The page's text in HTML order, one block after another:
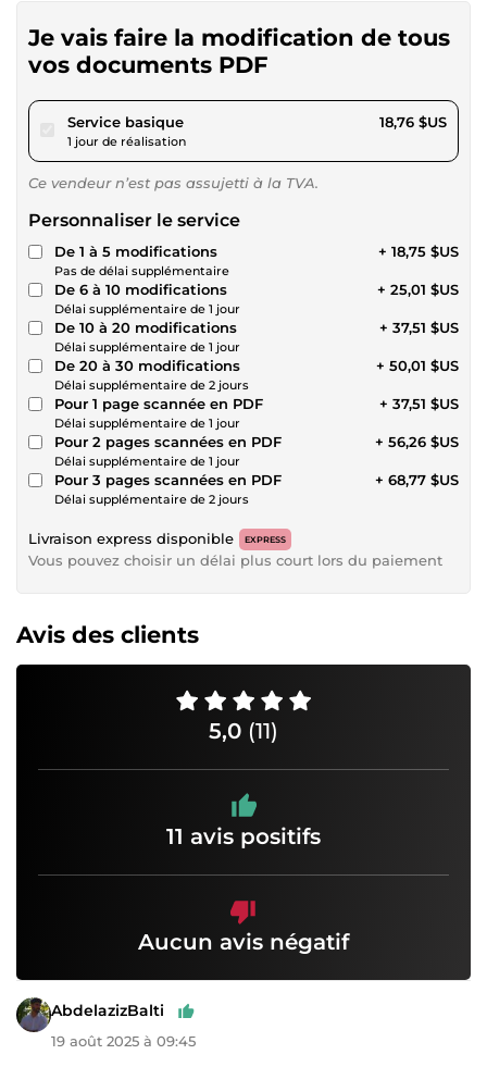
Je vais faire la modification de tous
vos documents PDF
Service basiquepour 17,28 $US
1 jour de réalisation
18,76 $US
Ce vendeur n’est pas assujetti à la TVA.
Personnaliser le service
De 1 à 5 modifications
Pas de délai supplémentaire
+ 18,75 $US
De 6 à 10 modifications
Délai supplémentaire de 1 jour
+ 25,01 $US
De 10 à 20 modifications
Délai supplémentaire de 1 jour
+ 37,51 $US
De 20 à 30 modifications
Délai supplémentaire de 2 jours
+ 50,01 $US
Pour 1 page scannée en PDF
Délai supplémentaire de 1 jour
+ 37,51 $US
Pour 2 pages scannées en PDF
Délai supplémentaire de 1 jour
+ 56,26 $US
Pour 3 pages scannées en PDF
Délai supplémentaire de 2 jours
+ 68,77 $US
Livraison express disponible EXPRESS
Vous pouvez choisir un délai plus court lors du paiement
Avis des clients
5,0 (11)
11 avis positifs
Aucun avis négatif
AbdelazizBalti
19 août 2025 à 09:45